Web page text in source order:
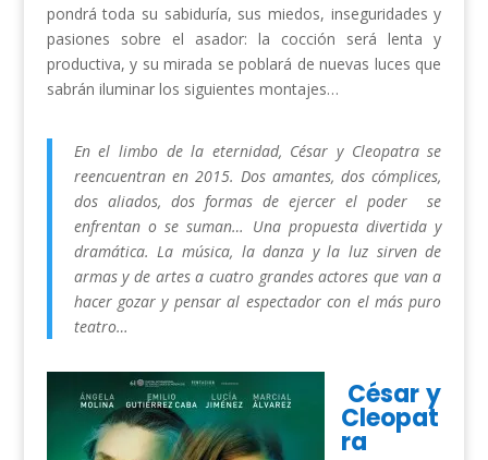
pondrá toda su sabiduría, sus miedos, inseguridades y
pasiones sobre el asador: la cocción será lenta y
productiva, y su mirada se poblará de nuevas luces que
sabrán iluminar los siguientes montajes…
En el limbo de la eternidad, César y Cleopatra se
reencuentran en 2015. Dos amantes, dos cómplices,
dos aliados, dos formas de ejercer el poder se
enfrentan o se suman… Una propuesta divertida y
dramática. La música, la danza y la luz sirven de
armas y de artes a cuatro grandes actores que van a
hacer gozar y pensar al espectador con el más puro
teatro…
César y
Cleopat
ra